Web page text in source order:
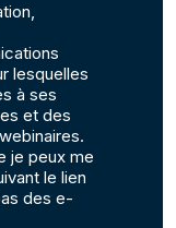
lesquelles
à ses
et des
je peux me
le lien
des e-